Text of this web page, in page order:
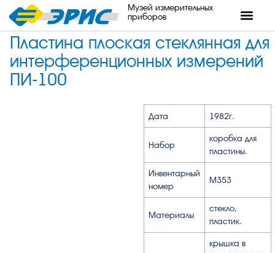
Музей измерительных
приборов
Пластина плоская стеклянная для
интерференционных измерений
ПИ-100
Дата 1982г.
Набор
коробка для
пластины.
Инвентарный
номер
М353
Материалы
стекло,
пластик.
крышка в